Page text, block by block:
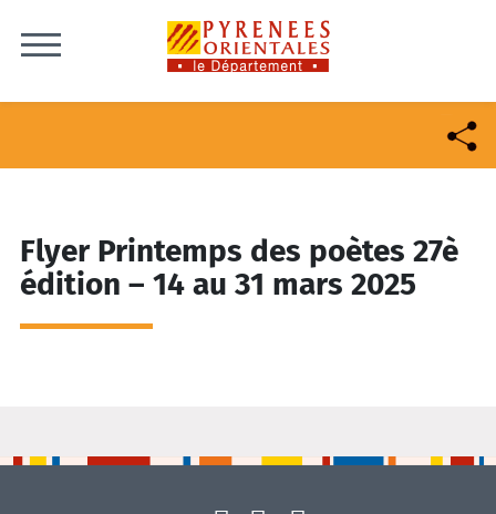
Flyer Printemps des poètes 27è
édition – 14 au 31 mars 2025